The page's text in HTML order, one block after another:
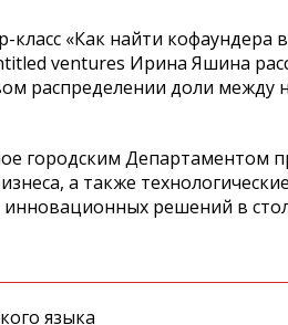
класс «Как найти
ventures Ирина Яшина
распределении доли между
городским Департаментом
а также
решений в
языка